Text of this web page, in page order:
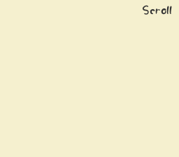
Scroll